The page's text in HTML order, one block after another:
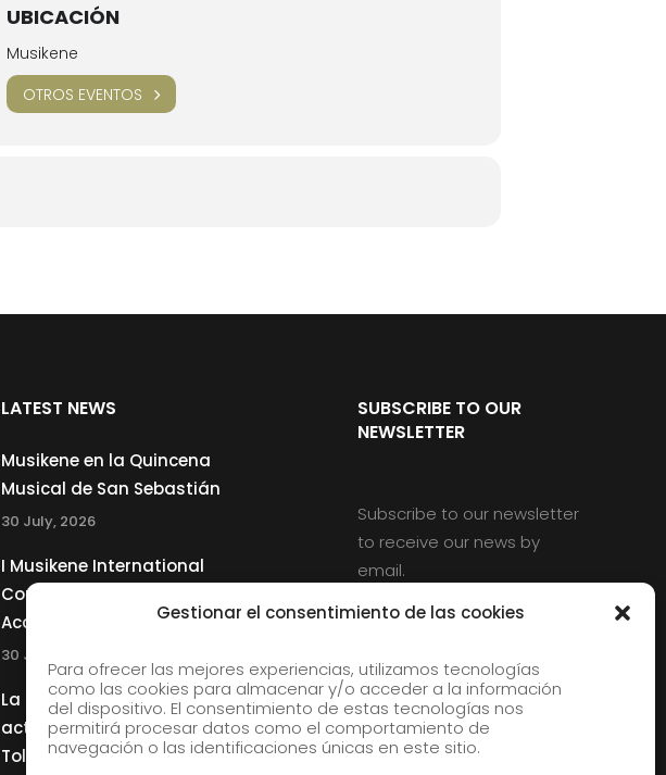
Gestionar el consentimiento de las cookies
Para ofrecer las mejores experiencias, utilizamos tecnologías
como las cookies para almacenar y/o acceder a la información
del dispositivo. El consentimiento de estas tecnologías nos
permitirá procesar datos como el comportamiento de
navegación o las identificaciones únicas en este sitio.
UBICACIÓN
Musikene
OTROS EVENTOS
LATEST NEWS
Musikene en la Quincena
Musical de San Sebastián
30 July, 2026
I Musikene International
Competition for Young
Accordionists
30 July, 2026
La Musikene Big Band
actuará junto a Charles
Tolliver en el 61 Jazzaldia
SUBSCRIBE TO OUR
NEWSLETTER
Subscribe to our newsletter
to receive our news by
email.